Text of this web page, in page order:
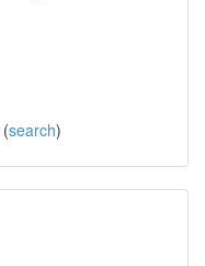
(search)